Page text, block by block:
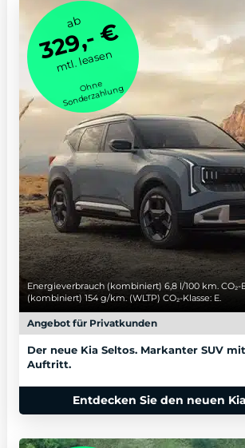
ab
329,- €
mtl. leasen
Ohne
Sonderzahlung
Energieverbrauch (kombiniert) 6,8 l/100 km. CO₂-
(kombiniert) 154 g/km. (WLTP) CO₂-Klasse: E.
Angebot für Privatkunden
Der neue Kia Seltos. Markanter SUV
Auftritt.
Entdecken Sie den neuen